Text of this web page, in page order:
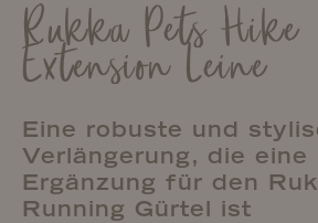
Rukka Pets Hike
Extension Leine
Eine robuste und
Verlängerung, die
Ergänzung für den
Running Gürtel ist